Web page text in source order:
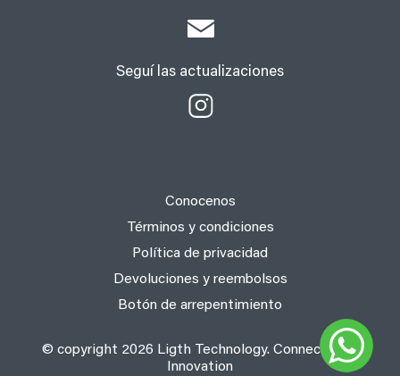
Seguí las actualizaciones
© copyright 2026 Ligth Technology. Connect with
Innovation
Conocenos
Términos y condiciones
Política de privacidad
Devoluciones y reembolsos
Botón de arrepentimiento